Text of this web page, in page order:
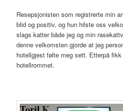
Resepsjonisten som registrerte min
blid og positiv, og hun hilste oss
slags katter både jeg og min
denne velkomsten gjorde at jeg
hotellgjest følte meg sett. Etterpå
hotellrommet.